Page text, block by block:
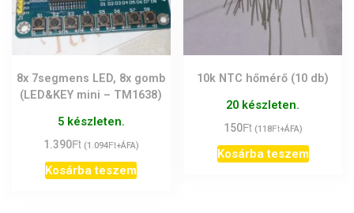
8x 7segmens LED, 8x gomb
(LED&KEY mini – TM1638)
5 készleten.
1.390Ft (1.094Ft+ÁFA)
Kosárba teszem
10k NTC hőmérő (10 db)
20 készleten.
150Ft (118Ft+ÁFA)
Kosárba teszem